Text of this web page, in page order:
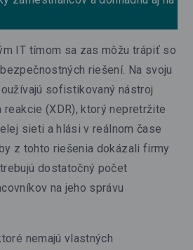
IT tímom sa zas môžu trápiť so
riešení. Na svoju
sofistikovaný nástroj
(XDR), ktorý nepretržite
sieti a hlási v reálnom čase
z tohto riešenia dokázali firmy
dostatočný počet
na jeho správu
nemajú vlastných